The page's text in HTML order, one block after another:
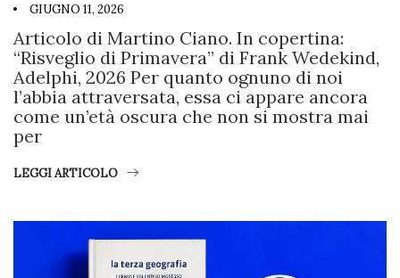
GIUGNO 11, 2026
Articolo di Martino Ciano. In copertina:
“Risveglio di Primavera” di Frank Wedekind,
Adelphi, 2026 Per quanto ognuno di noi
l’abbia attraversata, essa ci appare ancora
come un’età oscura che non si mostra mai
per
LEGGI ARTICOLO